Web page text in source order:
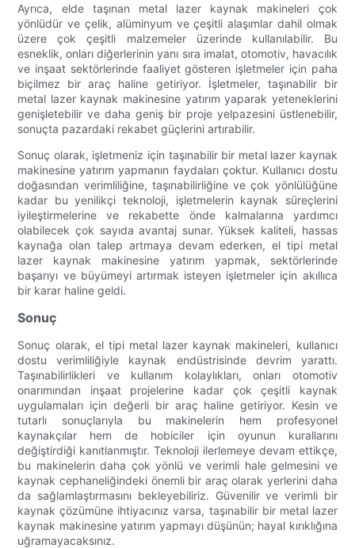
Ayrıca, elde taşınan metal lazer kaynak makineleri çok
yönlüdür ve çelik, alüminyum ve çeşitli alaşımlar dahil olmak
üzere çok çeşitli malzemeler üzerinde kullanılabilir. Bu
esneklik, onları diğerlerinin yanı sıra imalat, otomotiv, havacılık
ve inşaat sektörlerinde faaliyet gösteren işletmeler için paha
biçilmez bir araç haline getiriyor. İşletmeler, taşınabilir bir
metal lazer kaynak makinesine yatırım yaparak yeteneklerini
genişletebilir ve daha geniş bir proje yelpazesini üstlenebilir,
sonuçta pazardaki rekabet güçlerini artırabilir.
Sonuç olarak, işletmeniz için taşınabilir bir metal lazer kaynak
makinesine yatırım yapmanın faydaları çoktur. Kullanıcı dostu
doğasından verimliliğine, taşınabilirliğine ve çok yönlülüğüne
kadar bu yenilikçi teknoloji, işletmelerin kaynak süreçlerini
iyileştirmelerine ve rekabette önde kalmalarına yardımcı
olabilecek çok sayıda avantaj sunar. Yüksek kaliteli, hassas
kaynağa olan talep artmaya devam ederken, el tipi metal
lazer kaynak makinesine yatırım yapmak, sektörlerinde
başarıyı ve büyümeyi artırmak isteyen işletmeler için akıllıca
bir karar haline geldi.
Sonuç
Sonuç olarak, el tipi metal lazer kaynak makineleri, kullanıcı
dostu verimliliğiyle kaynak endüstrisinde devrim yarattı.
Taşınabilirlikleri ve kullanım kolaylıkları, onları otomotiv
onarımından inşaat projelerine kadar çok çeşitli kaynak
uygulamaları için değerli bir araç haline getiriyor. Kesin ve
tutarlı sonuçlarıyla bu makinelerin hem profesyonel
kaynakçılar hem de hobiciler için oyunun kurallarını
değiştirdiği kanıtlanmıştır. Teknoloji ilerlemeye devam ettikçe,
bu makinelerin daha çok yönlü ve verimli hale gelmesini ve
kaynak cephaneliğindeki önemli bir araç olarak yerlerini daha
da sağlamlaştırmasını bekleyebiliriz. Güvenilir ve verimli bir
kaynak çözümüne ihtiyacınız varsa, taşınabilir bir metal lazer
kaynak makinesine yatırım yapmayı düşünün; hayal kırıklığına
uğramayacaksınız.